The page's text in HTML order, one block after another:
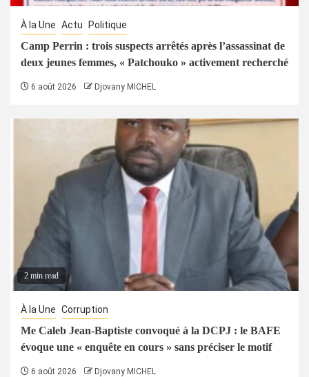
À la Une Actu Politique
Camp Perrin : trois suspects arrêtés après l’assassinat de
deux jeunes femmes, « Patchouko » activement recherché
6 août 2026 Djovany MICHEL
2 min read
À la Une Corruption
Me Caleb Jean-Baptiste convoqué à la DCPJ : le BAFE
évoque une « enquête en cours » sans préciser le motif
6 août 2026 Djovany MICHEL